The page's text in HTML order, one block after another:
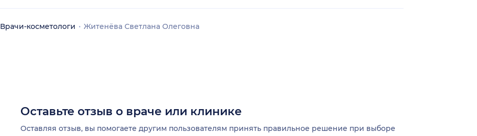
Врачи-косметологи Житенёва Светлана Олеговна
Оставьте отзыв о враче или клинике
Оставляя отзыв, вы помогаете другим пользователям принять правильное решение при выборе